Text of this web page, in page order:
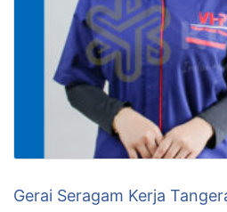
Gerai Seragam Kerja